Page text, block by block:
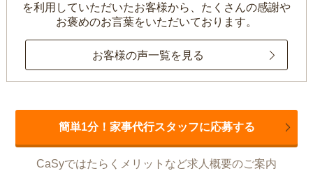
を利用していただいたお客様から、 たくさんの感謝や
お褒めのお言葉をいただいております。
お客様の声一覧を見る
簡単1分！家事代行スタッフに応募する
CaSyではたらくメリットなど求人概要のご案内